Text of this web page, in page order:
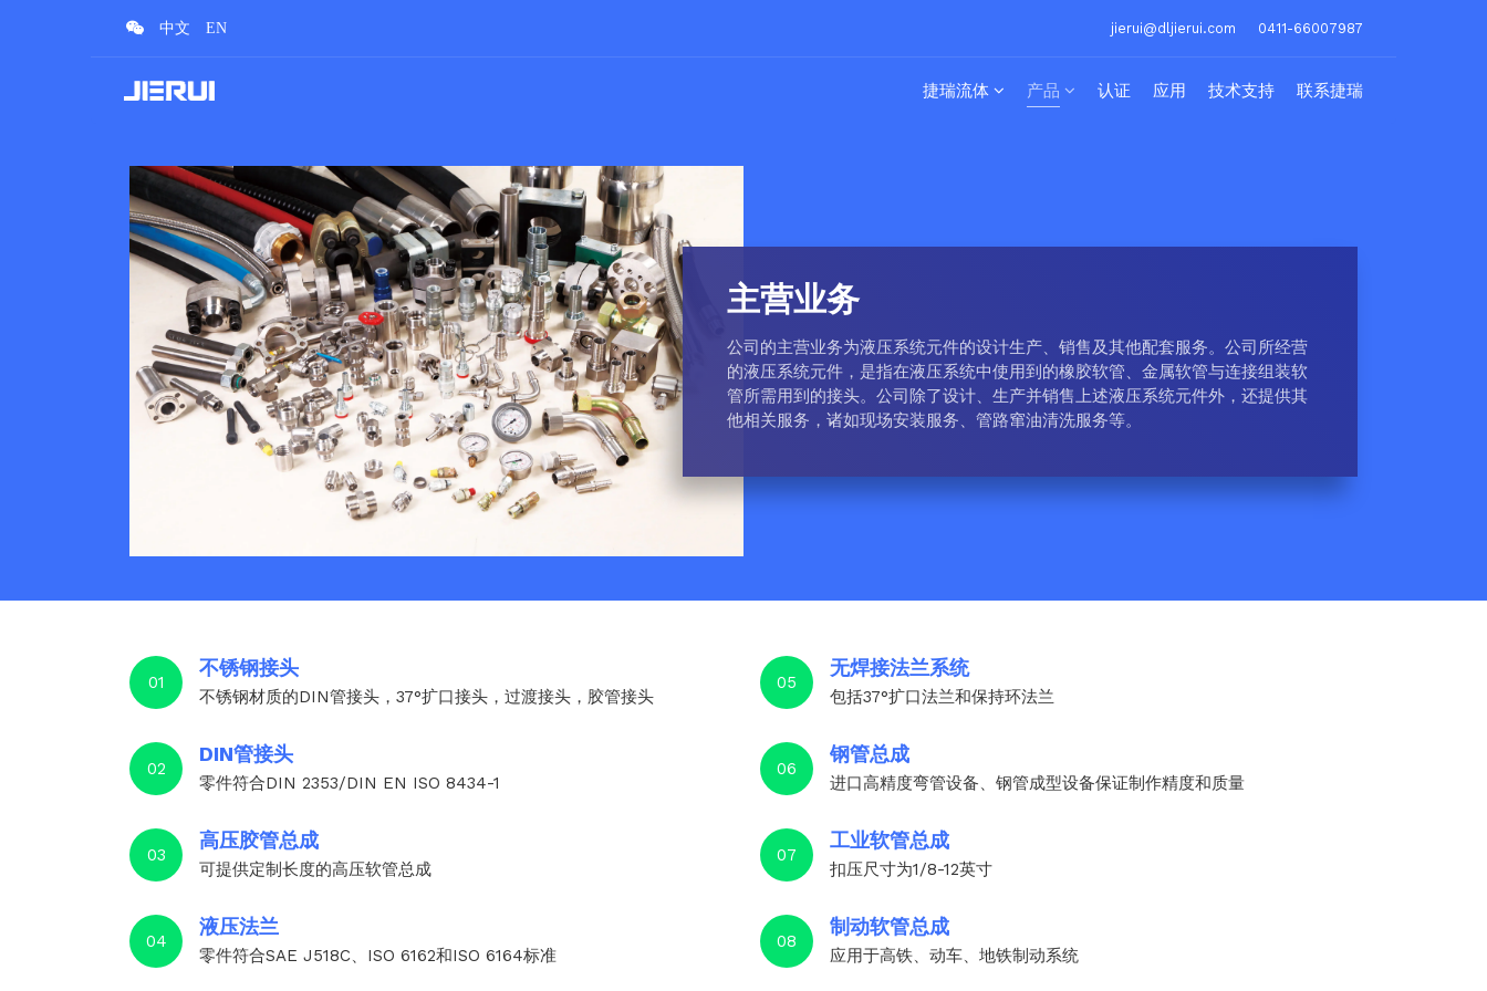
jierui@dljierui.com 0411-66007987
捷瑞流体 产品 认证 应用 技术支持 联系捷瑞
主营业务
公司的主营业务为液压系统元件的设计生产、销售及其他配套服务。公司所经营
的液压系统元件，是指在液压系统中使用到的橡胶软管、金属软管与连接组装软
管所需用到的接头。公司除了设计、生产并销售上述液压系统元件外，还提供其
他相关服务，诸如现场安装服务、管路窜油清洗服务等。
01
不锈钢接头
不锈钢材质的DIN管接头，37°扩口接头，过渡接头，胶管接头
02
DIN管接头
零件符合DIN 2353/DIN EN ISO 8434-1
03
高压胶管总成
可提供定制长度的高压软管总成
04
液压法兰
零件符合SAE J518C、ISO 6162和ISO 6164标准
05
无焊接法兰系统
包括37°扩口法兰和保持环法兰
06
钢管总成
进口高精度弯管设备、钢管成型设备保证制作精度和质量
07
工业软管总成
扣压尺寸为1/8-12英寸
08
制动软管总成
应用于高铁、动车、地铁制动系统